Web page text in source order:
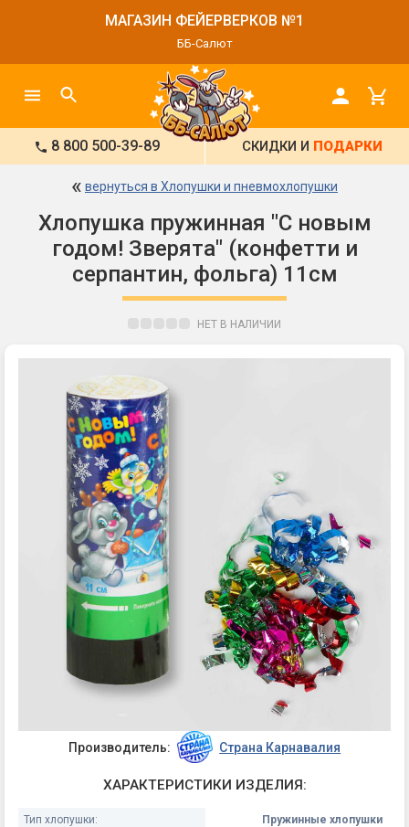
МАГАЗИН ФЕЙЕРВЕРКОВ №1
ББ-Салют
8 800 500-39-89 СКИДКИ И ПОДАРКИ
« вернуться в Хлопушки и пневмохлопушки
Хлопушка пружинная "С новым
годом! Зверята" (конфетти и
серпантин, фольга) 11см
НЕТ В НАЛИЧИИ
Производитель: Страна Карнавалия
ХАРАКТЕРИСТИКИ ИЗДЕЛИЯ:
Тип хлопушки:
Пружинные хлопушки